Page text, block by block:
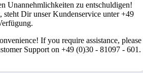
Unannehmlichkeiten zu entschuldigen!
Dir unser Kundenservice unter +49
If you require assistance, please
Support on +49 (0)30 - 81097 - 601.